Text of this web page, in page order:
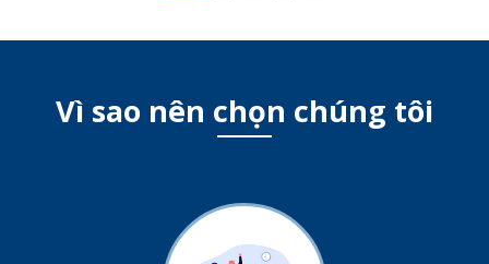
Vì sao nên chọn chúng tôi